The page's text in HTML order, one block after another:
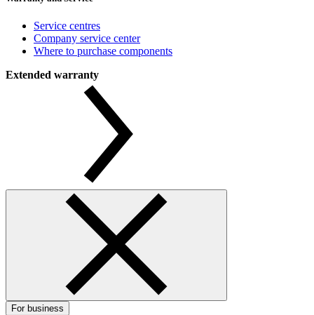
Service centres
Company service center
Where to purchase components
Extended warranty
For business